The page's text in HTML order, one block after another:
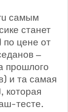
самым
станет
цене от
—
прошлого
и та самая
которая
тесте.